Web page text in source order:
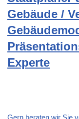
Gebäude /
Experte
Gern beraten wir Sie